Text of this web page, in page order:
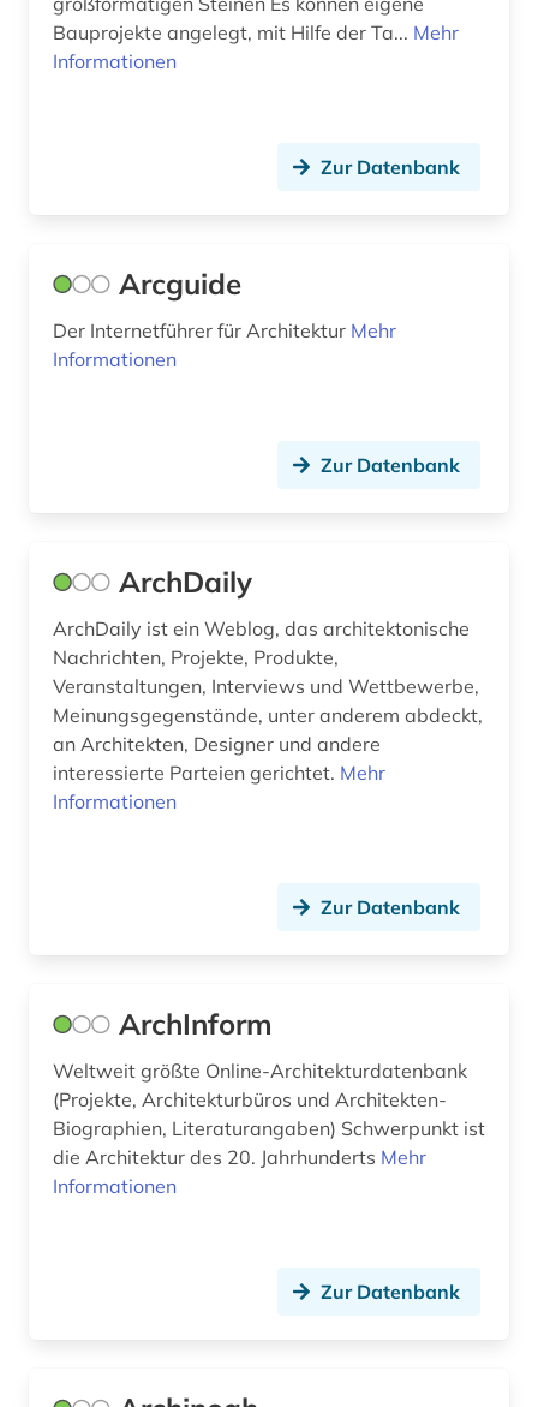
deutsche bahn ag (1)
digitale karte (1)
din-en-iso-norm (1)
din-iso-norm (1)
din-norm (3)
din-vde-norm (1)
diplomarbeit (1)
dom (1)
druckgrafik (1)
druckgraphik (1)
dänemark (4)
Bauprojekte angelegt, mit Hilfe der Ta... Mehr
Informationen
Zur Datenbank
Arcguide
Der Internetführer für Architektur Mehr
Informationen
Zur Datenbank
ArchDaily
ArchDaily ist ein Weblog, das architektonische
Nachrichten, Projekte, Produkte,
Veranstaltungen, Interviews und Wettbewerbe,
Meinungsgegenstände, unter anderem abdeckt,
an Architekten, Designer und andere
interessierte Parteien gerichtet. Mehr
Informationen
Zur Datenbank
ArchInform
Weltweit größte Online-Architekturdatenbank
(Projekte, Architekturbüros und Architekten-
Biographien, Literaturangaben) Schwerpunkt ist
die Architektur des 20. Jahrhunderts Mehr
Informationen
Zur Datenbank